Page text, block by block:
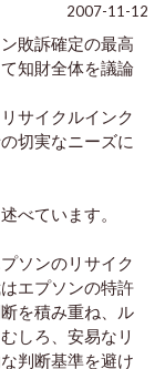
2007-11-12
敗訴確定の最高
知財全体を議論
サイクルインク
切実なニーズに
べています。
ソンのリサイク
エプソンの特許
を積み重ね、ル
しろ、安易なリ
判断基準を避け